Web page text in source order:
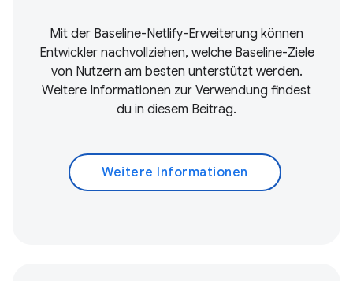
Mit der Baseline-Netlify-Erweiterung können
Entwickler nachvollziehen, welche Baseline-Ziele
von Nutzern am besten unterstützt werden.
Weitere Informationen zur Verwendung findest
du in diesem Beitrag.
Weitere Informationen